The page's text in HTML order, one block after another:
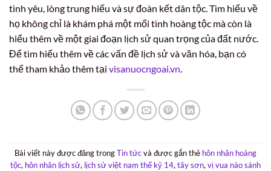
tình yêu, lòng trung hiếu và sự đoàn kết dân tộc. Tìm hiểu về
họ không chỉ là khám phá một mối tình hoàng tộc mà còn là
hiểu thêm về một giai đoạn lịch sử quan trọng của đất nước.
Để tìm hiểu thêm về các vấn đề lịch sử và văn hóa, bạn có
thể tham khảo thêm tại visanuocngoai.vn.
Bài viết này được đăng trongTin tứcvà được gắn thẻ hôn nhân hoàng
tộc, hôn nhân lịch sử, lịch sử việt nam thế kỷ 14,tây sơn,vị vua nào sánh